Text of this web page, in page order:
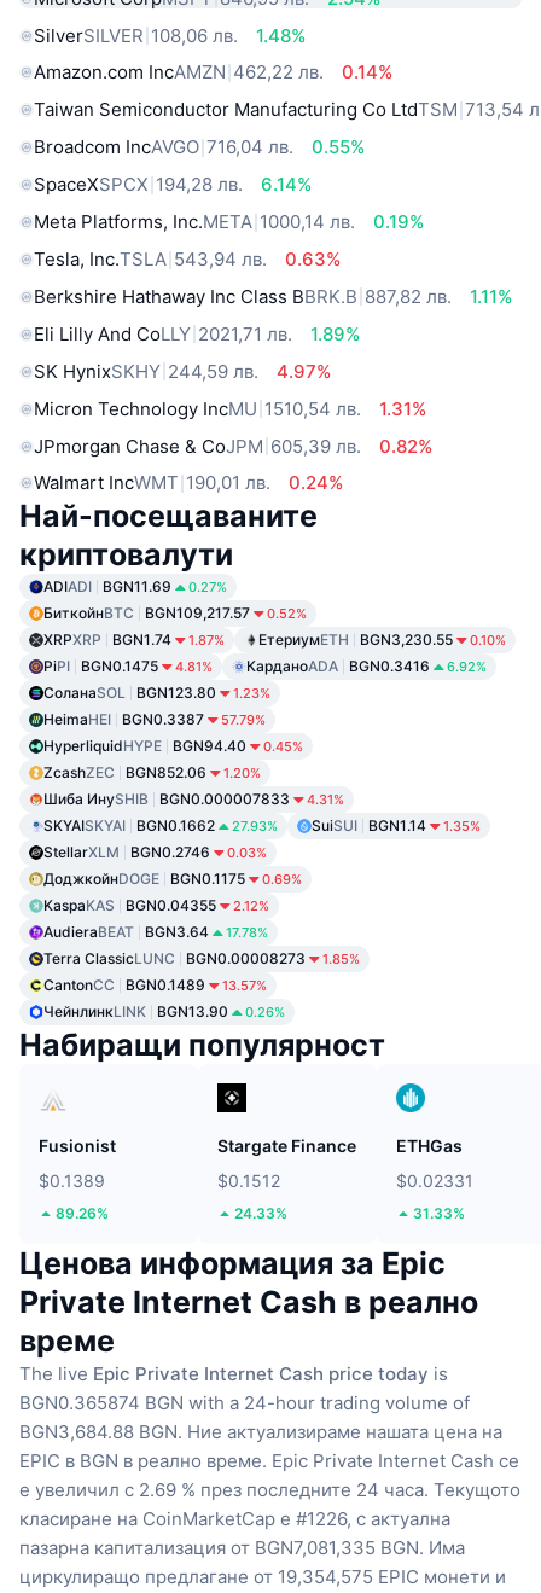
SilverSILVER 108,06 лв.
1.48%
Amazon.com IncAMZN 462,22 лв.
0.14%
Taiwan Semiconductor Manufacturing Co LtdTSM 713,54
Broadcom IncAVGO 716,04 лв.
0.55%
SpaceXSPCX 194,28 лв.
6.14%
Meta Platforms, Inc.META 1000,14 лв.
0.19%
Tesla, Inc.TSLA 543,94 лв.
0.63%
Berkshire Hathaway Inc Class BBRK.B 887,82 лв.
1.11%
Eli Lilly And CoLLY 2021,71 лв.
1.89%
SK HynixSKHY 244,59 лв.
4.97%
Micron Technology IncMU 1510,54 лв.
1.31%
JPmorgan Chase & CoJPM 605,39 лв.
0.82%
Walmart IncWMT 190,01 лв. 0.24%
Най-посещаваните
криптовалути
ADIADI BGN11.69 0.27%
БиткойнBTC BGN109,217.57 0.52%
XRPXRP BGN1.74 1.87% ЕтериумETH BGN3,230.55 0.10%
PiPI BGN0.1475 4.81% КарданоADA BGN0.3416 6.92%
СоланаSOL BGN123.80 1.23%
HeimaHEI BGN0.3387 57.79%
HyperliquidHYPE BGN94.40 0.45%
ZcashZEC BGN852.06 1.20%
Шиба ИнуSHIB BGN0.000007833 4.31%
SKYAISKYAI BGN0.1662 27.93% SuiSUI BGN1.14 1.35%
StellarXLM BGN0.2746 0.03%
ДоджкойнDOGE BGN0.1175 0.69%
KaspaKAS BGN0.04355 2.12%
AudieraBEAT BGN3.64 17.78%
Terra ClassicLUNC BGN0.00008273 1.85%
CantonCC BGN0.1489 13.57%
ЧейнлинкLINK BGN13.90 0.26%
Набиращи популярност
Fusionist
$0.1389
89.26%
Stargate Finance
$0.1512
24.33%
ETHGas
$0.02331
31.33%
Ценова информация за Epic
Private Internet Cash в реално
време
The live Epic Private Internet Cash price today is
BGN0.365874 BGN with a 24-hour trading volume of
BGN3,684.88 BGN. Ние актуализираме нашата цена на
EPIC в BGN в реално време. Epic Private Internet Cash се
е увеличил с 2.69 % през последните 24 часа. Текущото
класиране на CoinMarketCap е #1226, с актуална
пазарна капитализация от BGN7,081,335 BGN. Има
циркулиращо предлагане от 19,354,575 EPIC монети и